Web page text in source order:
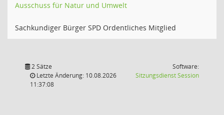
Ausschuss für Natur und Umwelt
Sachkundiger Bürger SPD Ordentliches Mitglied
2 Sätze
Letzte Änderung: 10.08.2026
11:37:08
Software:
SitzungsdienstSession(Wird in